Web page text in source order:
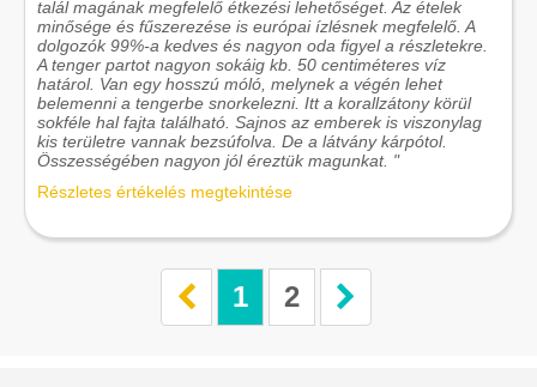
talál magának megfelelő étkezési lehetőséget. Az ételek
minősége és fűszerezése is európai ízlésnek megfelelő. A
dolgozók 99%-a kedves és nagyon oda figyel a részletekre.
A tenger partot nagyon sokáig kb. 50 centiméteres víz
határol. Van egy hosszú móló, melynek a végén lehet
belemenni a tengerbe snorkelezni. Itt a korallzátony körül
sokféle hal fajta található. Sajnos az emberek is viszonylag
kis területre vannak bezsúfolva. De a látvány kárpótol.
Összességében nagyon jól éreztük magunkat. "
Részletes értékelés megtekintése
1 2